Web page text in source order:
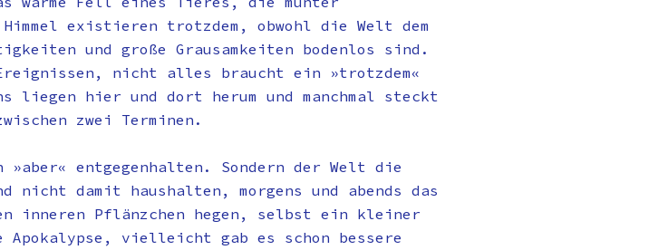
existieren trotzdem, obwohl die Welt dem
und große Grausamkeiten bodenlos sind.
nicht alles braucht ein »trotzdem«
liegen hier und dort herum und manchmal steckt
zwei Terminen.
entgegenhalten. Sondern der Welt die
nicht damit haushalten, morgens und abends das
inneren Pflänzchen hegen, selbst ein kleiner
Apokalypse, vielleicht gab es schon bessere